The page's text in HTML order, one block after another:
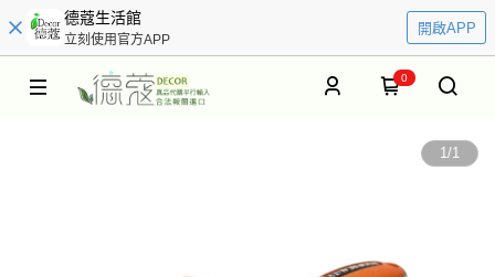
德蔻生活館
立刻使用官方APP
開啟APP
0
1/1